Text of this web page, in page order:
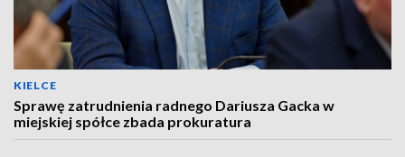
KIELCE
Sprawę zatrudnienia radnego Dariusza Gacka w
miejskiej spółce zbada prokuratura